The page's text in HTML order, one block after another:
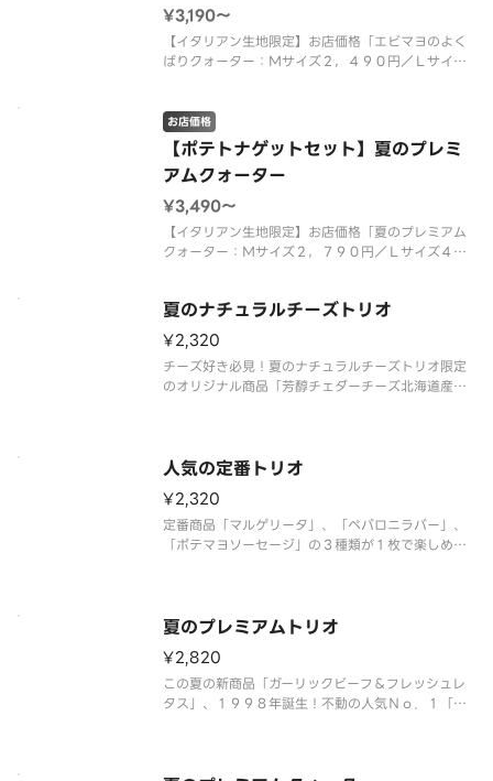
¥3,190〜
【イタリアン生地限定】お店価格「エビマヨのよく
ばりクォーター：Ｍサイズ２，４９０円／Ｌサイズ
ナゲット４個入（マスタードソース）：３００円」
を組み合わせた特別なセット商品
【ポテトナゲットセット】夏のプレミ
アムクォーター
お店価格
¥3,490〜
【イタリアン生地限定】お店価格「夏のプレミアム
クォーター：Ｍサイズ２，７９０円／Ｌサイズ４，
ット４個入（マスタードソース）：３００円」を組
み合わせた特別なセット商品です
夏のナチュラルチーズトリオ
¥2,320
チーズ好き必見！夏のナチュラルチーズトリオ限定
のオリジナル商品「芳醇チェダーチーズ北海道産ス
３種類のピザが１度で楽しめる特
人気の定番トリオ
¥2,320
定番商品「マルゲリータ」、「ペパロニラバー」、
「ポテマヨソーセージ」の３種類が１枚で楽しめる
マッシュルーム・パルメザンチー
夏のプレミアムトリオ
¥2,820
この夏の新商品「ガーリックビーフ＆フレッシュレ
タス」、１９９８年誕生！不動の人気Ｎｏ．１「テ